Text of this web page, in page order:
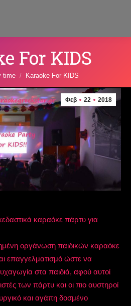
For KIDS
time Karaoke For KIDS
Φεβ 22 2018
καραόκε πάρτυ για
οργάνωση παιδικών καραόκε
επαγγελματισμό ώστε να
στα παιδιά, αφού αυτοί
των πάρτυ και οι πιο αυστηροί
και αγάπη δοσμένο